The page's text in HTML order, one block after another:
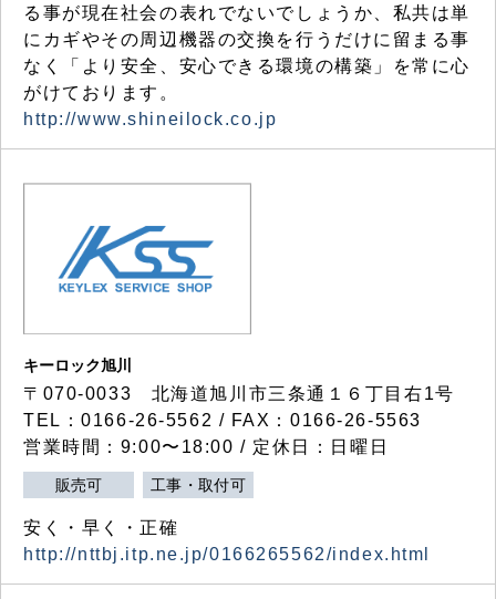
る事が現在社会の表れでないでしょうか、私共は単
にカギやその周辺機器の交換を行うだけに留まる事
なく「より安全、安心できる環境の構築」を常に心
がけております。
http://www.shineilock.co.jp
キーロック旭川
〒070-0033 北海道旭川市三条通１６丁目右1号
TEL：0166-26-5562 / FAX：0166-26-5563
営業時間：9:00〜18:00 / 定休日：日曜日
販売可 工事・取付可
安く・早く・正確
http://nttbj.itp.ne.jp/0166265562/index.html